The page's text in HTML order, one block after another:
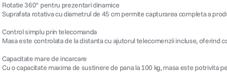
Rotatie 360° pentru prezentari dinamice
Suprafata rotativa cu diametrul de 45 cm permite capturarea completa a
Control simplu prin telecomanda
Masa este controlata de la distanta cu ajutorul telecomenzii incluse, oferind
Capacitate mare de incarcare
Cu o capacitate maxima de sustinere de pana la 100 kg, masa este potrivita